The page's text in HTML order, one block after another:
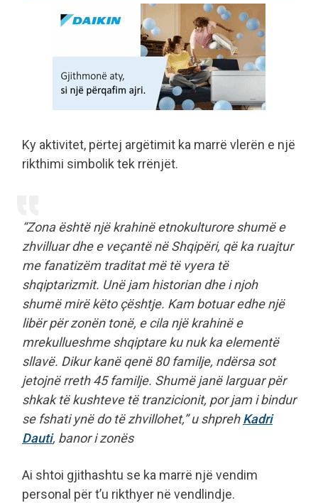
Ky aktivitet, përtej argëtimit ka marrë vlerën e një
rikthimi simbolik tek rrënjët.
“Zona është një krahinë etnokulturore shumë e
zhvilluar dhe e veçantë në Shqipëri, që ka ruajtur
me fanatizëm traditat më të vyera të
shqiptarizmit. Unë jam historian dhe i njoh
shumë mirë këto çështje. Kam botuar edhe një
libër për zonën tonë, e cila një krahinë e
mrekullueshme shqiptare ku nuk ka elementë
sllavë. Dikur kanë qenë 80 familje, ndërsa sot
jetojnë rreth 45 familje. Shumë janë larguar për
shkak të kushteve të tranzicionit, por jam i bindur
se fshati ynë do të zhvillohet,” u shprehKadri
Dauti, banor i zonës
Ai shtoi gjithashtu se ka marrë një vendim
personal për t’u rikthyer në vendlindje.